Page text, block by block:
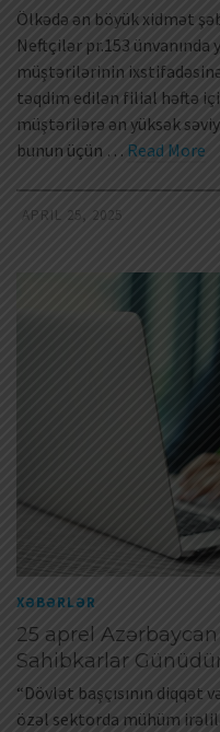
Ölkədə ən böyük xidmət
Neftçilər pr.153 ünvanında
müştərilərinin ixstifadəsinə
təqdim edilən filial həftə içi
müştərilərə ən yüksək
bunun üçün … Read More
APRIL 25, 2025
XƏBƏRLƏR
25 aprel
Sahibkarlar
“Dövlət başçısının diqqət
özəl sektorda mühüm